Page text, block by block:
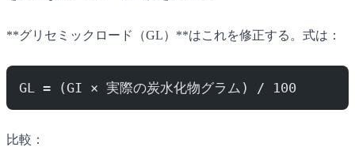
**グリセミックロード（GL）**はこれを修正する。式は：
GL = (GI × 実際の炭水化物グラム) / 100
比較：